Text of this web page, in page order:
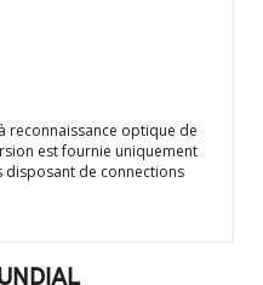
reconnaissance optique de
est fournie uniquement
de connections